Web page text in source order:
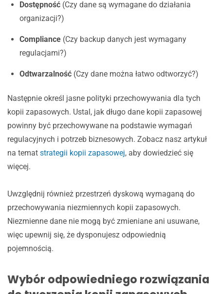
Dostępność (Czy dane są wymagane do działania
organizacji?)
Compliance (Czy backup danych jest wymagany
regulacjami?)
Odtwarzalność (Czy dane można łatwo odtworzyć?)
Następnie określ jasne polityki przechowywania dla tych
kopii zapasowych. Ustal, jak długo dane kopii zapasowej
powinny być przechowywane na podstawie wymagań
regulacyjnych i potrzeb biznesowych. Zobacz nasz artykuł
na temat strategii kopii zapasowej, aby dowiedzieć się
więcej.
Uwzględnij również przestrzeń dyskową wymaganą do
przechowywania niezmiennych kopii zapasowych.
Niezmienne dane nie mogą być zmieniane ani usuwane,
więc upewnij się, że dysponujesz odpowiednią
pojemnością.
Wybór odpowiedniego rozwiązania